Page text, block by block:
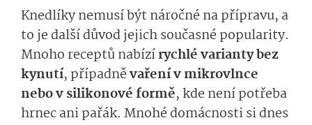
Knedlíky nemusí být náročné na přípravu, a
to je další důvod jejich současné popularity.
Mnoho receptů nabízírychlé varianty bez
kynutí, případněvaření v mikrovlnce
nebo v silikonové formě, kde není potřeba
hrnec ani pařák. Mnohé domácnosti si dnes